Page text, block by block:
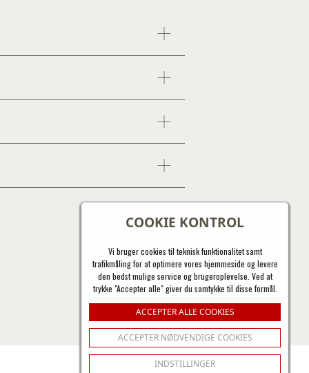
COOKIE KONTROL
Vi bruger cookies til teknisk funktionalitet samt
trafikmåling for at optimere vores hjemmeside og levere
den bedst mulige service og brugeroplevelse. Ved at
trykke "Accepter alle" giver du samtykke til disse formål.
ACCEPTER ALLE COOKIES
ACCEPTER NØDVENDIGE COOKIES
INDSTILLINGER